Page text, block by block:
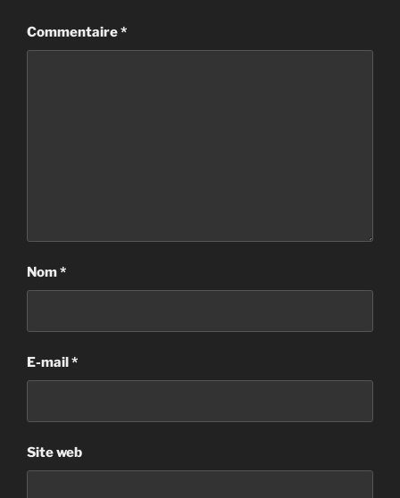
Commentaire*
Nom*
E-mail*
Site web